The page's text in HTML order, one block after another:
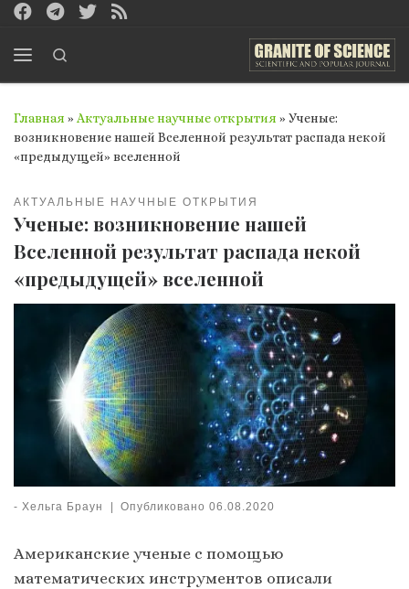
Перейти к содержимому
Главная » Актуальные научные открытия » Ученые:
возникновение нашей Вселенной результат распада некой
«предыдущей» вселенной
АКТУАЛЬНЫЕ НАУЧНЫЕ ОТКРЫТИЯ
Ученые: возникновение нашей
Вселенной результат распада некой
«предыдущей» вселенной
- Хельга Браун | Опубликовано06.08.2020
Американские ученые с помощью
математических инструментов описали